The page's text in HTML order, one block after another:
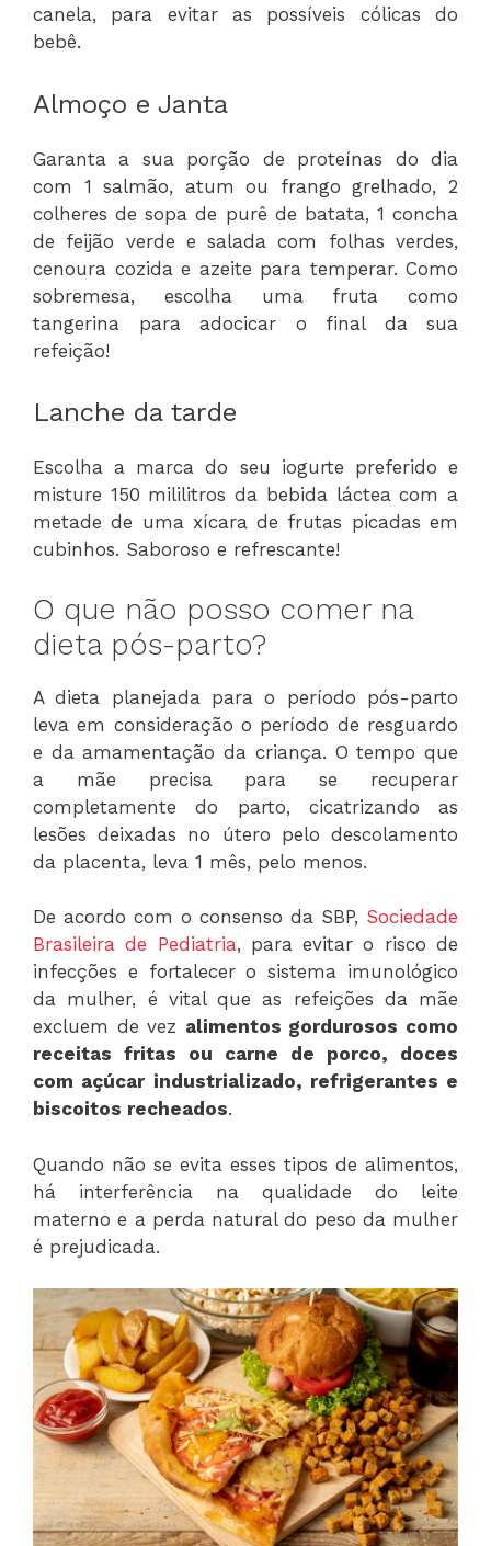
canela, para evitar as possíveis cólicas do
bebê.
Almoço e Janta
Garanta a sua porção de proteínas do dia
com 1 salmão, atum ou frango grelhado, 2
colheres de sopa de purê de batata, 1 concha
de feijão verde e salada com folhas verdes,
cenoura cozida e azeite para temperar. Como
sobremesa, escolha uma fruta como
tangerina para adocicar o final da sua
refeição!
Lanche da tarde
Escolha a marca do seu iogurte preferido e
misture 150 mililitros da bebida láctea com a
metade de uma xícara de frutas picadas em
cubinhos. Saboroso e refrescante!
O que não posso comer na
dieta pós-parto?
A dieta planejada para o período pós-parto
leva em consideração o período de resguardo
e da amamentação da criança. O tempo que
a mãe precisa para se recuperar
completamente do parto, cicatrizando as
lesões deixadas no útero pelo descolamento
da placenta, leva 1 mês, pelo menos.
De acordo com o consenso da SBP, Sociedade
Brasileira de Pediatria, para evitar o risco de
infecções e fortalecer o sistema imunológico
da mulher, é vital que as refeições da mãe
excluem de vez alimentos gordurosos como
receitas fritas ou carne de porco, doces
com açúcar industrializado, refrigerantes e
biscoitos recheados.
Quando não se evita esses tipos de alimentos,
há interferência na qualidade do leite
materno e a perda natural do peso da mulher
é prejudicada.